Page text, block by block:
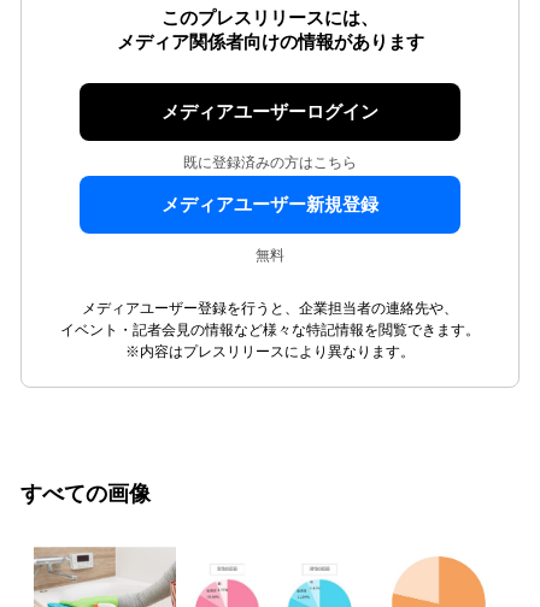
このプレスリリースには、
メディア関係者向けの情報があります
メディアユーザーログイン
既に登録済みの方はこちら
メディアユーザー新規登録
無料
メディアユーザー登録を行うと、企業担当者の連絡先や、
イベント・記者会見の情報など様々な特記情報を閲覧できます。
※内容はプレスリリースにより異なります。
すべての画像